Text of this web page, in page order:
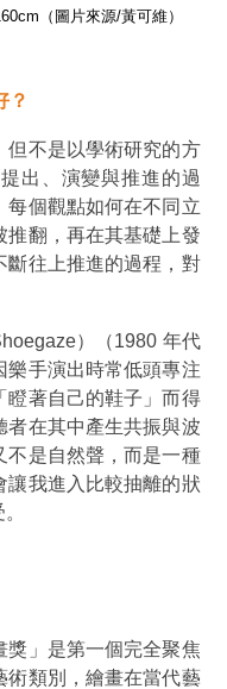
（圖片來源/黃可維）
？
但不是以學術研究的方
出、演變與推進的過
每個觀點如何在不同立
推翻，再在其基礎上發
斷往上推進的過程，對
）（1980 年代
樂手演出時常低頭專注
瞪著自己的鞋子」而得
者在其中產生共振與波
不是自然聲，而是一種
讓我進入比較抽離的狀
獎」是第一個完全聚焦
術類別，繪畫在當代藝